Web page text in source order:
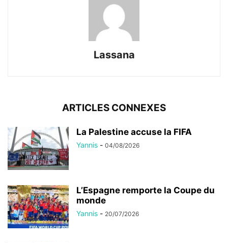
Lassana
ARTICLES CONNEXES
La Palestine accuse la FIFA
Yannis - 04/08/2026
L’Espagne remporte la Coupe du
monde
Yannis - 20/07/2026